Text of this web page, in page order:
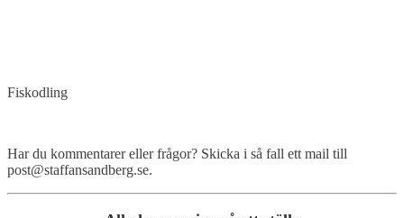
Fiskodling
Har du kommentarer eller frågor? Skicka i så fall ett mail till
post@staffansandberg.se.